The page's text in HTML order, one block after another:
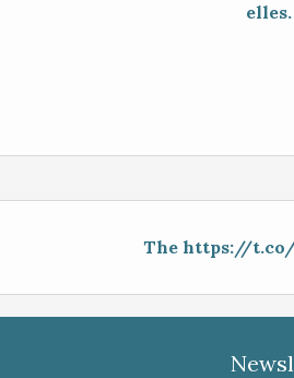
elles.
The https://t.co/